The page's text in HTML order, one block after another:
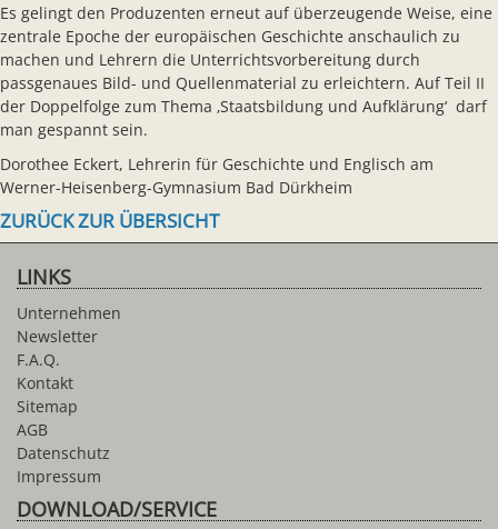
Es gelingt den Produzenten erneut auf überzeugende Weise, eine
zentrale Epoche der europäischen Geschichte anschaulich zu
machen und Lehrern die Unterrichtsvorbereitung durch
passgenaues Bild- und Quellenmaterial zu erleichtern. Auf Teil II
der Doppelfolge zum Thema ‚Staatsbildung und Aufklärung‘ darf
man gespannt sein.
Dorothee Eckert, Lehrerin für Geschichte und Englisch am
Werner-Heisenberg-Gymnasium Bad Dürkheim
ZURÜCK ZUR ÜBERSICHT
LINKS
Unternehmen
Newsletter
F.A.Q.
Kontakt
Sitemap
AGB
Datenschutz
Impressum
DOWNLOAD/SERVICE